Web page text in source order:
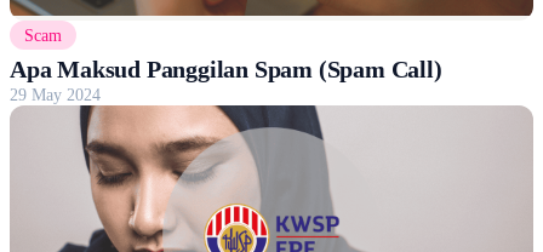
Scam
Apa Maksud Panggilan Spam (Spam Call)
29 May 2024